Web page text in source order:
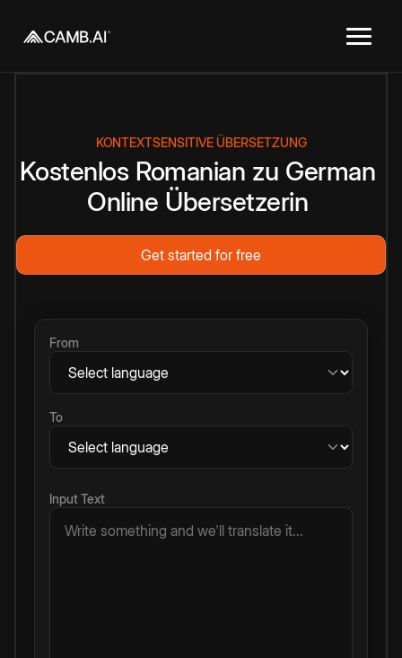
KONTEXTSENSITIVE ÜBERSETZUNG
Kostenlos Romanian zu German
Online Übersetzerin
Get started for free
From
To
Input Text